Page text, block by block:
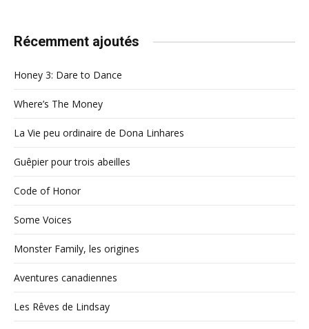
Récemment ajoutés
Honey 3: Dare to Dance
Where’s The Money
La Vie peu ordinaire de Dona Linhares
Guêpier pour trois abeilles
Code of Honor
Some Voices
Monster Family, les origines
Aventures canadiennes
Les Rêves de Lindsay